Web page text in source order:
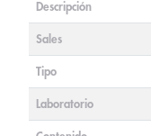
Descripción
Sales
Tipo
Laboratorio